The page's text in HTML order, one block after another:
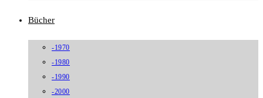
Bücher
-1970
-1980
-1990
-2000